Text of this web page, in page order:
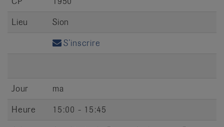
Lieu
Sion
S’inscrire
Jour
ma
Heure
15:00 - 15:45